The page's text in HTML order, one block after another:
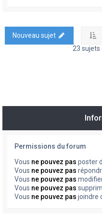
Nouveau sujet
23 sujets
Permissions du forum
Vous ne pouvez pas poster
Vous ne pouvez pas
Vous ne pouvez pas
Vous ne pouvez pas
Vous ne pouvez pas joindre